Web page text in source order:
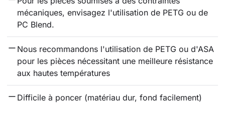
mécaniques, envisagez l'utilisation de PETG ou de
PC Blend.
Nous recommandons l'utilisation de PETG ou d'ASA
pour les pièces nécessitant une meilleure résistance
aux hautes températures
Difficile à poncer (matériau dur, fond facilement)